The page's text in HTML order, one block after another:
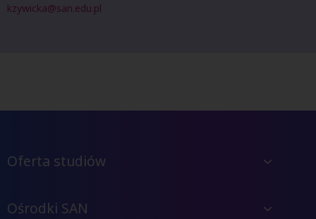
kzywicka@san.edu.pl
Oferta studiów
Ośrodki SAN